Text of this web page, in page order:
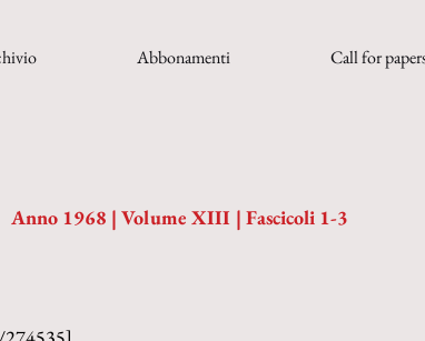
Abbonamenti Call for
Anno 1968 | Volume XIII | Fascicoli 1-3